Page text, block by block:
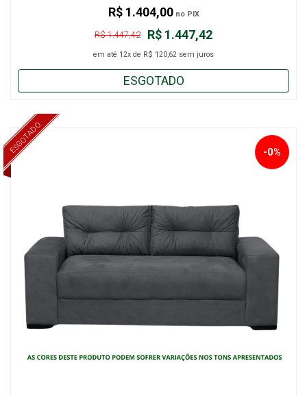
R$ 1.447,42
R$ 1.447,42
em até 12x de R$ 120,62 sem juros
R$ 1.404,00no PIX
ESGOTADO
ESGOTADO -0%